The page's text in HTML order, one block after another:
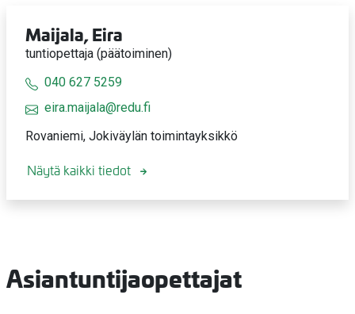
Maijala, Eira
tuntiopettaja (päätoiminen)
040 627 5259
eira.maijala@redu.fi
Rovaniemi, Jokiväylän toimintayksikkö
Näytä kaikki tiedot
Asiantuntijaopettajat